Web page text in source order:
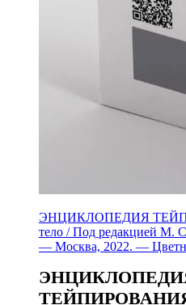
ЭНЦИКЛОПЕДИЯ
тело / Под редакцией М.
— Москва, 2022. —